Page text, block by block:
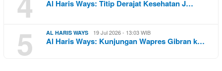
Al Haris Ways: Titip Derajat Kesehatan J…
5 AL HARIS WAYS 19 Jul 2026 - 13:03 WIB
Al Haris Ways: Kunjungan Wapres Gibran k…